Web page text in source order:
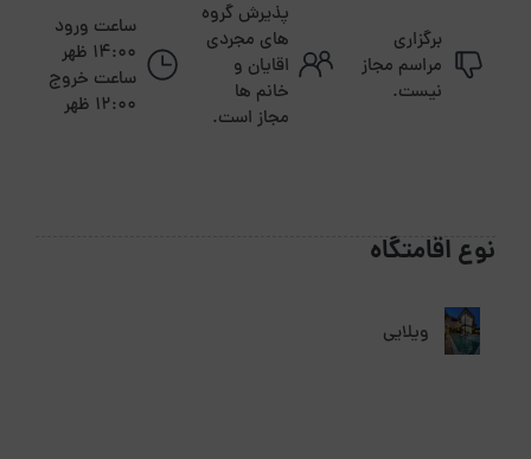
برگزاری
مراسم مجاز
نیست.
پذیرش گروه
های مجردی
اقایان و
خانم ها
مجاز است.
ساعت ورود
14:00 ظهر
ساعت خروج
12:00 ظهر
نوع اقامتگاه
ویلایی